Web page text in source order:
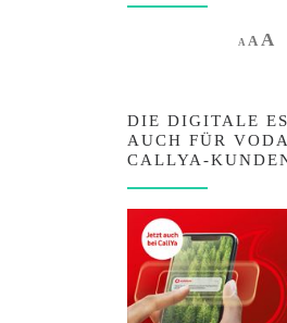
A Decrease
A A
DIE DIGITALE
AUCH FÜR
CALLYA-